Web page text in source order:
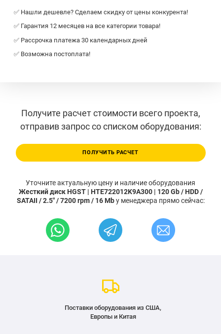
✅ Нашли дешевле? Сделаем скидку от цены конкурента!
✅ Гарантия 12 месяцев на все категории товара!
✅ Рассрочка платежа 30 календарных дней
✅ Возможна постоплата!
Получите расчет стоимости всего проекта,
отправив запрос со списком оборудования:
ПОЛУЧИТЬ РАСЧЕТ
Уточните актуальную цену и наличие оборудования
Жесткий диск HGST | HTE722012K9A300 | 120 Gb / HDD /
SATAII / 2.5" / 7200 rpm / 16 Mbу менеджера прямо сейчас:
Поставки оборудования из США,
Европы и Китая